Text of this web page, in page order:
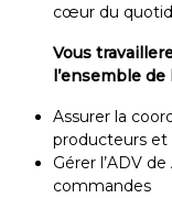
cœur du
Vous
l’ensemble
Assurer la
producteurs et
Gérer l’ADV
commandes